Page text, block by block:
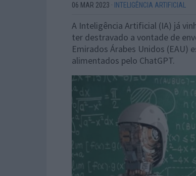
06 MAR 2023 · INTELIGÊNCIA ARTIFICIAL
A Inteligência Artificial (IA) já
ter destravado a vontade de
Emirados Árabes Unidos (EAU)
alimentados pelo ChatGPT.